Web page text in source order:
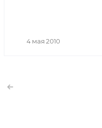
4 мая 2010